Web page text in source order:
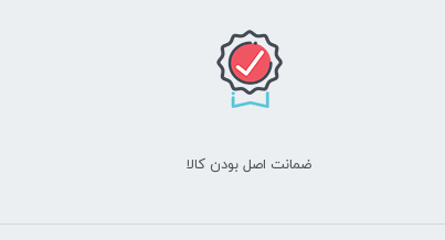
ضمانت اصل بودن کالا